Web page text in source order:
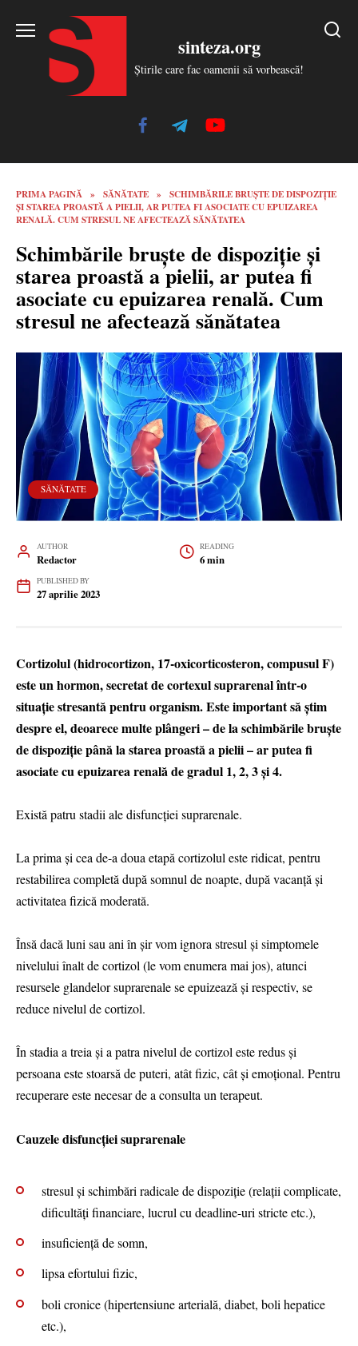
sinteza.org
Știrile care fac oamenii să vorbească!
PRIMA PAGINĂ » SĂNĂTATE »
SCHIMBĂRILE BRUȘTE DE DISPOZIŢIE
ȘI STAREA PROASTĂ A PIELII, AR PUTEA FI ASOCIATE CU EPUIZAREA
RENALĂ. CUM STRESUL NE AFECTEAZĂ SĂNĂTATEA
Schimbările bruște de dispoziţie și
starea proastă a pielii, ar putea fi
asociate cu epuizarea renală. Cum
stresul ne afectează sănătatea
SĂNĂTATE
AUTHOR
Redactor
READING
6 min
PUBLISHED BY
27 aprilie 2023
Cortizolul (hidrocortizon, 17-oxicorticosteron, compusul F)
este un hormon, secretat de cortexul suprarenal într-o
situație stresantă pentru organism. Este important să știm
despre el, deoarece multe plângeri – de la schimbările bruște
de dispoziţie până la starea proastă a pielii – ar putea fi
asociate cu epuizarea renală de gradul 1, 2, 3 și 4.
Există patru stadii ale disfuncției suprarenale.
La prima și cea de-a doua etapă cortizolul este ridicat, pentru
restabilirea completă după somnul de noapte, după vacanță și
activitatea fizică moderată.
Însă dacă luni sau ani în șir vom ignora stresul și simptomele
nivelului înalt de cortizol (le vom enumera mai jos), atunci
resursele glandelor suprarenale se epuizează și respectiv, se
reduce nivelul de cortizol.
În stadia a treia și a patra nivelul de cortizol este redus și
persoana este stoarsă de puteri, atât fizic, cât și emoțional. Pentru
recuperare este necesar de a consulta un terapeut.
Cauzele disfuncției suprarenale
stresul și schimbări radicale de dispoziție (relații complicate,
dificultăți financiare, lucrul cu deadline-uri stricte etc.),
insuficienţă de somn,
lipsa efortului fizic,
boli cronice (hipertensiune arterială, diabet, boli hepatice
etc.),